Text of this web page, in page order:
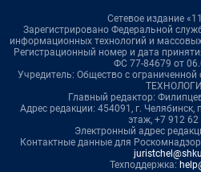
Сетевое издание
Зарегистрировано Федеральной
информационных технологий и
Регистрационный номер и дата
ФС 77-84679 от
Учредитель: Общество с
Главный редактор:
Адрес редакции: 454091, г. Челябинск,
этаж, +7 912 62
Электронный адрес
Контактные данные для
Техподдержка: